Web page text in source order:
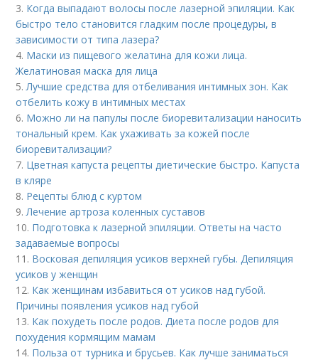
3. Когда выпадают волосы после лазерной эпиляции. Как
быстро тело становится гладким после процедуры, в
зависимости от типа лазера?
4. Маски из пищевого желатина для кожи лица.
Желатиновая маска для лица
5.Лучшие средства для отбеливания интимных зон. Как
отбелить кожу в интимных местах
6. Можно ли на папулы после биоревитализации наносить
тональный крем. Как ухаживать за кожей после
биоревитализации?
7. Цветная капуста рецепты диетические быстро. Капуста
в кляре
8. Рецепты блюд с куртом
9.Лечение артроза коленных суставов
10. Подготовка к лазерной эпиляции. Ответы на часто
задаваемые вопросы
11. Восковая депиляция усиков верхней губы. Депиляция
усиков у женщин
12. Как женщинам избавиться от усиков над губой.
Причины появления усиков над губой
13. Как похудеть после родов. Диета после родов для
похудения кормящим мамам
14. Польза от турника и брусьев. Как лучше заниматься